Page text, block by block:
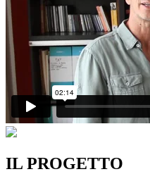
IL PROGETTO